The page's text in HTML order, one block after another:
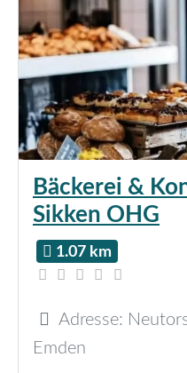
Bäckerei &
Sikken OHG
1.07 km
Adresse:
Emden